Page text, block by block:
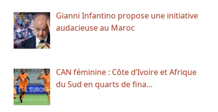
Gianni Infantino propose une initiative
audacieuse au Maroc
CAN féminine : Côte d’Ivoire et Afrique
du Sud en quarts de fina…